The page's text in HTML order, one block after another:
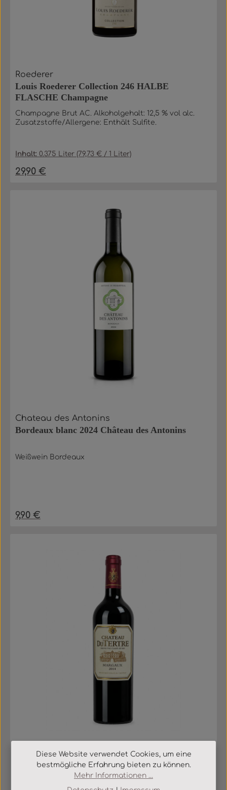
Roederer
Louis Roederer Collection 246 HALBE
FLASCHE Champagne
Champagne Brut AC. Alkoholgehalt: 12,5 % vol alc.
Zusatzstoffe/Allergene: Enthält Sulfite.
Inhalt:0.375 Liter (79,73 € / 1 Liter)
Regulärer Preis:
29,90 €
Chateau des Antonins
Bordeaux blanc 2024 Château des Antonins
Weißwein Bordeaux
Regulärer Preis:
9,90 €
Château du Tertre
Château du Tertre 2014 Grand Cru Classé,
Diese Website verwendet Cookies, um eine
bestmögliche Erfahrung bieten zu können.
Mehr Informationen ...